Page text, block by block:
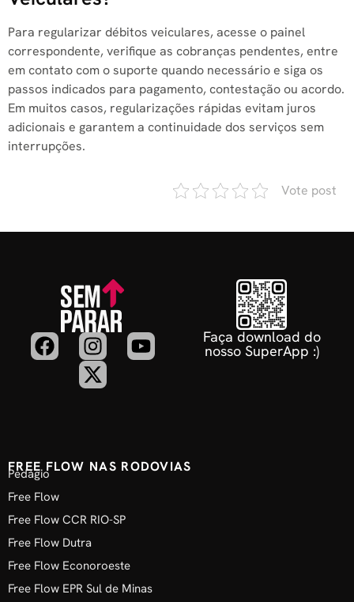
Para regularizar débitos veiculares, acesse o painel
correspondente, verifique as cobranças pendentes, entre
em contato com o suporte quando necessário e siga os
passos indicados para pagamento, contestação ou acordo.
Em muitos casos, regularizações rápidas evitam juros
adicionais e garantem a continuidade dos serviços sem
interrupções.
Vote post
Faça download do
nosso SuperApp :)
FREE FLOW NAS RODOVIAS
Pedágio
Free Flow
Free Flow CCR RIO-SP
Free Flow Dutra
Free Flow Econoroeste
Free Flow EPR Sul de Minas